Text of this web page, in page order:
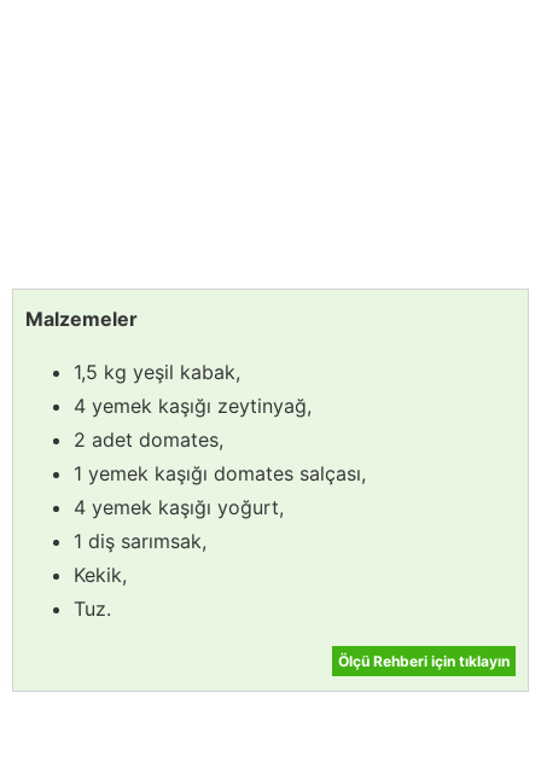
Malzemeler
1,5 kg yeşil kabak,
4 yemek kaşığı zeytinyağ,
2 adet domates,
1 yemek kaşığı domates salçası,
4 yemek kaşığı yoğurt,
1 diş sarımsak,
Kekik,
Tuz.
Ölçü Rehberi için tıklayın